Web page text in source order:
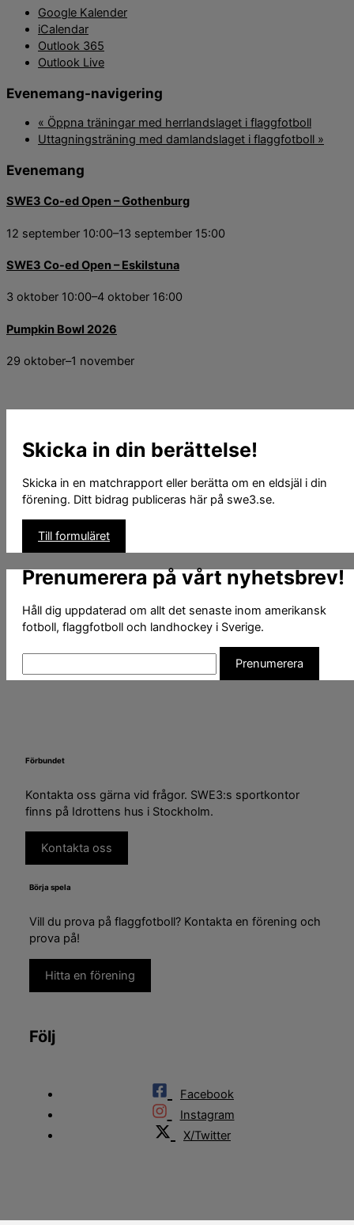
Google Kalender
iCalendar
Outlook 365
Outlook Live
Evenemang-navigering
« Öppna träningar med herrlandslaget i flaggfotboll
Uttagningsträning med damlandslaget i flaggfotboll »
Evenemang
SWE3 Co-ed Open – Gothenburg
12 september 10:00–13 september 15:00
SWE3 Co-ed Open – Eskilstuna
3 oktober 10:00–4 oktober 16:00
Pumpkin Bowl 2026
29 oktober–1 november
Skicka in din berättelse!
Skicka in en matchrapport eller berätta om en eldsjäl i din
förening. Ditt bidrag publiceras här på swe3.se.
Till formuläret
Prenumerera på vårt nyhetsbrev!
Håll dig uppdaterad om allt det senaste inom amerikansk
fotboll, flaggfotboll och landhockey i Sverige.
Förbundet
Kontakta oss gärna vid frågor. SWE3:s sportkontor
finns på Idrottens hus i Stockholm.
Kontakta oss
Börja spela
Vill du prova på flaggfotboll? Kontakta en förening och
prova på!
Hitta en förening
Följ
Facebook
Instagram
X/Twitter